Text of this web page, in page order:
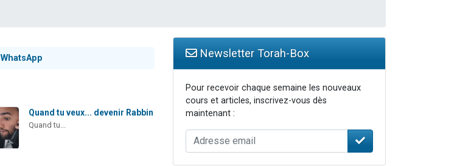
WhatsApp
Quand tu veux... devenir Rabbin
Quand tu...
Newsletter Torah-Box
Pour recevoir chaque semaine les nouveaux
cours et articles, inscrivez-vous dès
maintenant :